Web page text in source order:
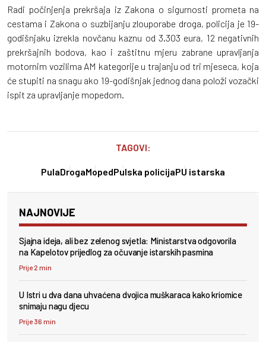
Radi počinjenja prekršaja iz Zakona o sigurnosti prometa na
cestama i Zakona o suzbijanju zlouporabe droga, policija je 19-
godišnjaku izrekla novčanu kaznu od 3.303 eura, 12 negativnih
prekršajnih bodova, kao i zaštitnu mjeru zabrane upravljanja
motornim vozilima AM kategorije u trajanju od tri mjeseca, koja
će stupiti na snagu ako 19-godišnjak jednog dana položi vozački
ispit za upravljanje mopedom.
TAGOVI:
PulaDrogaMopedPulska policijaPU istarska
NAJNOVIJE
Sjajna ideja, ali bez zelenog svjetla: Ministarstva odgovorila
na Kapelotov prijedlog za očuvanje istarskih pasmina
Prije 2 min
U Istri u dva dana uhvaćena dvojica muškaraca kako kriomice
snimaju nagu djecu
Prije 36 min